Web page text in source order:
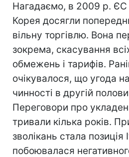
Нагадаємо, в 2009 р. ЄС
Корея досягли
вільну торгівлю. Вона
зокрема, скасування
обмежень і тарифів.
очікувалося, що угода
чинності в другій
Переговори про
тривали кілька років.
зволікань стала позиція
побоювалася